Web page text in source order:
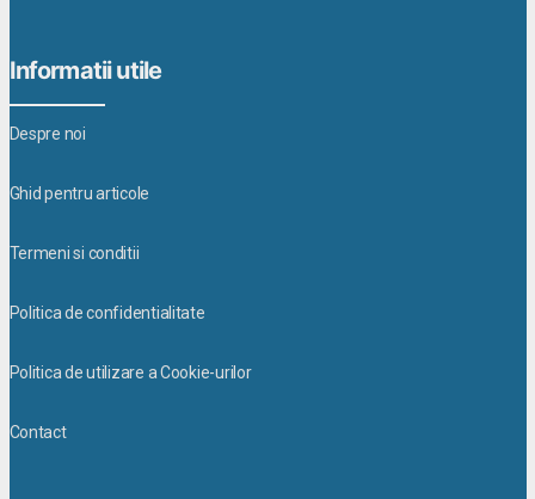
Informatii utile
Despre noi
Ghid pentru articole
Termeni si conditii
Politica de confidentialitate
Politica de utilizare a Cookie-urilor
Contact